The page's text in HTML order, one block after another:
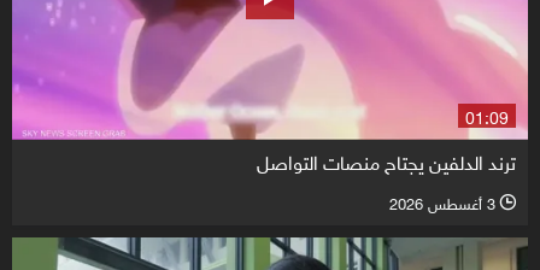
01:09
ترند الدلفين يجتاح منصات التواصل
l 3 أغسطس 2026